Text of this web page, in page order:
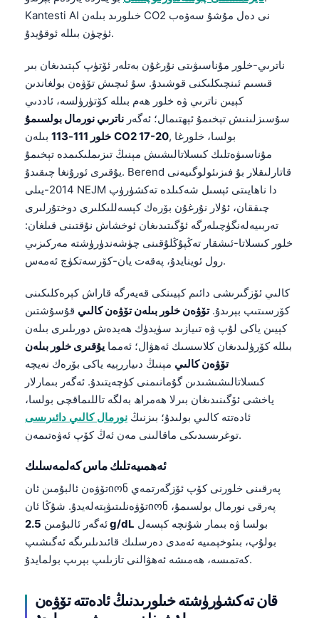
Kantesti AI خىلورىد بىلەن CO2 نى دەل مۇشۇ سەۋەب
ئۈچۈن بىللە ئوقۇيدۇ.
ناترىي-خلور مۇناسىۋىتى نۇرغۇن بەتلەر ئۆتۈپ كېتىدىغان بىر
قىسىم ئىنچىكلىكنى قوشىدۇ. سۇ ئىچىش تۆۋەن بولغاندىن
كېيىن ناترىي ۋە خلور ھەم بىللە كۆتۈرۈلسە، ئاددىي
سۇسىزلىنىش تېخىمۇ ئېھتىمال؛ ئەگەر ناترىي نورمال بولسىمۇ
خلور 111-113 CO2 17-20, بولسا، خلورغا
مۇناسىۋەتلىك كىسلاتالىشىش مېنىڭ تىزىملىكىمدە تېخىمۇ
يۇقىرى ئورۇنغا چىقىدۇ. Berend قاتارلىقلار بۇ فىزىئولوگىيەنى
2014-يىلى NEJM دا ناھايىتى ئېسىل شەكىلدە تەكشۈرۈپ
چىققان، ئۇلار نۇرغۇن بۆرەك كېسەللىكلىرى دوختۇرلىرى
تەربىيەلەنگۈچىلەرگە ئۆگىتىدىغان ئوخشاش نۇقتىنى قىلغان:
خلور كىسلاتا-ئىشقار تەڭپۇڭلۇقىنى چۈشەندۈرۈشتە مەركىزىي
رول ئوينايدۇ، پەقەت يان-كۆرسەتكۈچ ئەمەس.
كالىي ئۆزگىرىشى دائىم كېيىنكى قەيەرگە قاراش كېرەكلىكىنى
كۆرسىتىپ بېرىدۇ.تۆۋەن خلور بىلەن تۆۋەن كالىي قۇسۇشتىن
كېيىن ياكى لۇپ ۋە تىيازىد سۈيدۈك ھەيدەش دورىلىرى بىلەن
بىللە كۆرۈلىدىغان كلاسسىك ئەھۋال؛ ئەمما يۇقىرى خلور بىلەن
تۆۋەن كالىي مېنىڭ دىياررېيە ياكى بۆرەك نەيچە
كىسلاتالىشىشىدىن گۇمانىمنى كۈچەيتىدۇ. ئەگەر بىمارلار
ياخشى ئۆگىنىدىغان بىرلا ھەمراھ بەلگە تاللىماقچى بولسا،
ئادەتتە كالىي بولىدۇ؛ بىزنىڭ نورمال كالىي دائىرىسى
توغرىسىدىكى ماقالىنى مەن ئەڭ كۆپ ئەۋەتىمەن.
ئەھمىيەتلىك ماس كەلمەسلىك
تۆۋەن ئالبۇمىن ئانიონ پەرقىنى خلورنى كۆپ ئۆزگەرتمەي
تۆۋەنلىتىۋېتەلەيدۇ. شۇڭا ئانიონ پەرقى نورمال بولسىمۇ،
ئەگەر ئالبۇمىن2.5 g/dL
بولۇپ، بىئوخېمىيە ئەمدى دەرسلىك قائىدىلىرىگە ئەگىشىپ
كەتمىسە، ھەمىشە ئەھۋالنى تازىلىپ بېرىپ بولمايدۇ.
قان تەكشۈرۈشتە خىلورىدنىڭ ئادەتتە تۆۋەن